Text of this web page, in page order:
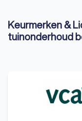
Keurmerken &
tuinonderhoud